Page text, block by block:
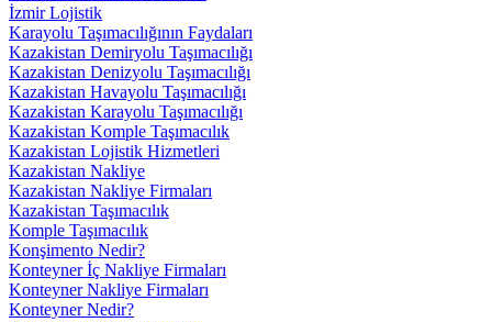
İzmir Lojistik
Karayolu Taşımacılığının Faydaları
Kazakistan Demiryolu Taşımacılığı
Kazakistan Denizyolu Taşımacılığı
Kazakistan Havayolu Taşımacılığı
Kazakistan Karayolu Taşımacılığı
Kazakistan Komple Taşımacılık
Kazakistan Lojistik Hizmetleri
Kazakistan Nakliye
Kazakistan Nakliye Firmaları
Kazakistan Taşımacılık
Komple Taşımacılık
Konşimento Nedir?
Konteyner İç Nakliye Firmaları
Konteyner Nakliye Firmaları
Konteyner Nedir?